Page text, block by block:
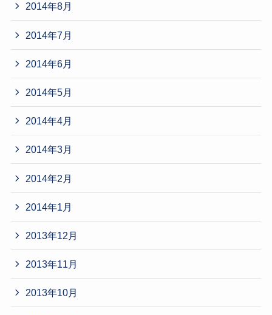
2014年8月
2014年7月
2014年6月
2014年5月
2014年4月
2014年3月
2014年2月
2014年1月
2013年12月
2013年11月
2013年10月